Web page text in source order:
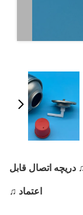
دریچه اتصال قابل
اعتماد ♫